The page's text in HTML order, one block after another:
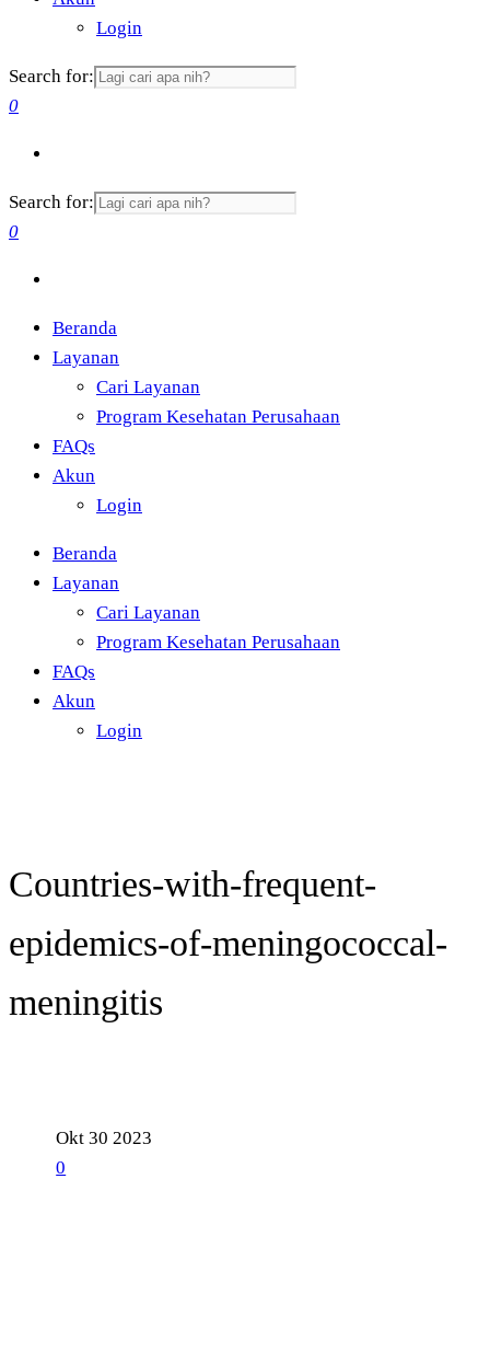
Login
Search for:
0
Search for:
0
Beranda
Layanan
Cari Layanan
Program Kesehatan Perusahaan
FAQs
Akun
Login
Beranda
Layanan
Cari Layanan
Program Kesehatan Perusahaan
FAQs
Akun
Login
Countries-with-frequent-
epidemics-of-meningococcal-
meningitis
Okt30 2023
0